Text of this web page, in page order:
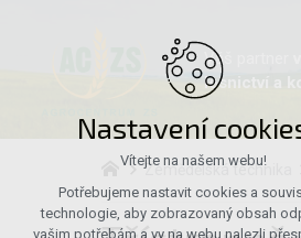
Váš partner
lesnictví a
Zemědělská technika
Nastavení
Vítejte na našem webu!
Potřebujeme nastavit cookies a
technologie, aby zobrazovaný obsah
vašim potřebám a vy na webu nalezli